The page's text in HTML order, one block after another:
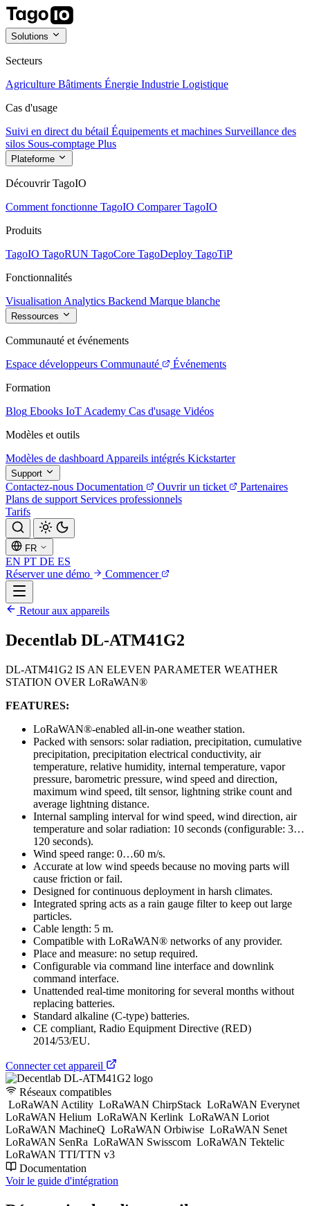
Solutions
Secteurs
Agriculture Bâtiments Énergie Industrie Logistique
Cas d'usage
Suivi en direct du bétail Équipements et machines Surveillance des
silos Sous-comptage Plus
Plateforme
Découvrir TagoIO
Comment fonctionne TagoIO Comparer TagoIO
Produits
TagoIO TagoRUN TagoCore TagoDeploy TagoTiP
Fonctionnalités
Visualisation Analytics Backend Marque blanche
Ressources
Communauté et événements
Espace développeurs Communauté
Événements
Formation
Blog Ebooks IoT Academy Cas d'usage Vidéos
Modèles et outils
Modèles de dashboard Appareils intégrés Kickstarter
Support
Contactez-nous Documentation Ouvrir un ticket
Partenaires
Plans de support Services professionnels
Tarifs
FR
EN PT DE ES
Réserver une démo
Commencer
Retour aux appareils
Decentlab DL-ATM41G2
DL-ATM41G2 IS AN ELEVEN PARAMETER WEATHER
STATION OVER LoRaWAN®
FEATURES:
LoRaWAN®-enabled all-in-one weather station.
Packed with sensors: solar radiation, precipitation, cumulative
precipitation, precipitation electrical conductivity, air
temperature, relative humidity, internal temperature, vapor
pressure, barometric pressure, wind speed and direction,
maximum wind speed, tilt sensor, lightning strike count and
average lightning distance.
Internal sampling interval for wind speed, wind direction, air
temperature and solar radiation: 10 seconds (configurable: 3…
120 seconds).
Wind speed range: 0…60 m/s.
Accurate at low wind speeds because no moving parts will
cause friction or fail.
Designed for continuous deployment in harsh climates.
Integrated spring acts as a rain gauge filter to keep out large
particles.
Cable length: 5 m.
Compatible with LoRaWAN® networks of any provider.
Place and measure: no setup required.
Configurable via command line interface and downlink
command interface.
Unattended real-time monitoring for several months without
replacing batteries.
Standard alkaline (C-type) batteries.
CE compliant, Radio Equipment Directive (RED)
2014/53/EU.
Connecter cet appareil
Réseaux compatibles
LoRaWAN Actility LoRaWAN ChirpStack LoRaWAN Everynet
LoRaWAN Helium LoRaWAN Kerlink LoRaWAN Loriot
LoRaWAN MachineQ LoRaWAN Orbiwise LoRaWAN Senet
LoRaWAN SenRa LoRaWAN Swisscom LoRaWAN Tektelic
LoRaWAN TTI/TTN v3
Documentation
Voir le guide d'intégration